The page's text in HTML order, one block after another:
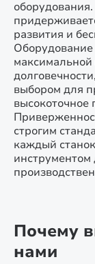
развития и
Оборудование
максимальной
выбором для
высокоточное
строгим
каждый
Почему
нами